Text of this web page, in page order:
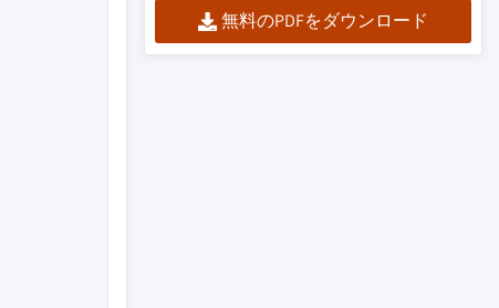
無料のPDFをダウンロード